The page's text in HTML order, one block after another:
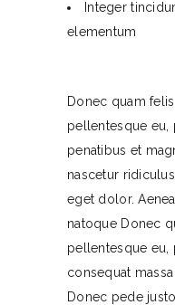
Integer
elementum
Donec quam
pellentesque eu,
penatibus et
nascetur
eget dolor.
natoque Donec
pellentesque eu,
consequat
Donec pede